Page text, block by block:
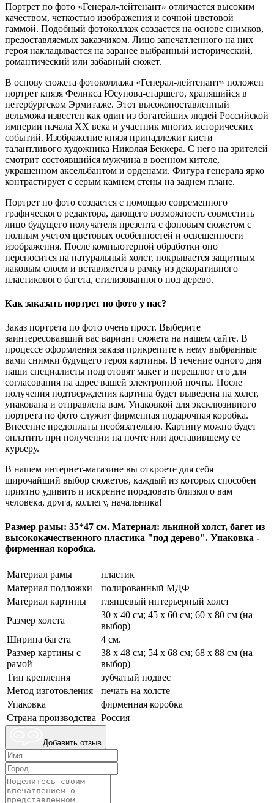
Портрет по фото «Генерал-лейтенант» отличается высоким
качеством, четкостью изображения и сочной цветовой
гаммой. Подобный фотоколлаж создается на основе снимков,
предоставляемых заказчиком. Лицо запечатленного на них
героя накладывается на заранее выбранный исторический,
романтический или забавный сюжет.
В основу сюжета фотоколлажа «Генерал-лейтенант» положен
портрет князя Феликса Юсупова-старшего, хранящийся в
петербургском Эрмитаже. Этот высокопоставленный
вельможа известен как один из богатейших людей Российской
империи начала XX века и участник многих исторических
событий. Изображение князя принадлежит кисти
талантливого художника Николая Беккера. С него на зрителей
смотрит состоявшийся мужчина в военном кителе,
украшенном аксельбантом и орденами. Фигура генерала ярко
контрастирует с серым камнем стены на заднем плане.
Портрет по фото создается с помощью современного
графического редактора, дающего возможность совместить
лицо будущего получателя презента с фоновым сюжетом с
полным учетом цветовых особенностей и освещенности
изображения. После компьютерной обработки оно
переносится на натуральный холст, покрывается защитным
лаковым слоем и вставляется в рамку из декоративного
пластикового багета, стилизованного под дерево.
Как заказать портрет по фото у нас?
Заказ портрета по фото очень прост. Выберите
заинтересовавший вас вариант сюжета на нашем сайте. В
процессе оформления заказа прикрепите к нему выбранные
вами снимки будущего героя картины. В течение одного дня
наши специалисты подготовят макет и перешлют его для
согласования на адрес вашей электронной почты. После
получения подтверждения картина будет выведена на холст,
упакована и отправлена вам. Упаковкой для эксклюзивного
портрета по фото служит фирменная подарочная коробка.
Внесение предоплаты необязательно. Картину можно будет
оплатить при получении на почте или доставившему ее
курьеру.
В нашем интернет-магазине вы откроете для себя
широчайший выбор сюжетов, каждый из которых способен
приятно удивить и искренне порадовать близкого вам
человека, друга, коллегу, начальника!
Размер рамы: 35*47 см. Материал: льняной холст, багет из
высококачественного пластика "под дерево". Упаковка -
фирменная коробка.
Материал рамы
пластик
Материал подложки
полированный МДФ
Материал картины
глянцевый интерьерный холст
Размер холста
30 х 40 см; 45 х 60 см; 60 х 80 см (на
выбор)
Ширина багета
4 см.
Размер картины с
рамой
38 х 48 см; 54 х 68 см; 68 х 88 см (на
выбор)
Тип крепления
зубчатый подвес
Метод изготовления
печать на холсте
Упаковка
фирменная коробка
Страна производства Россия
Добавить отзыв